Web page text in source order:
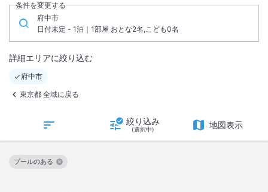
条件を変更する
府中市
日付未定 - 1泊｜1部屋 おとな2名,こども0名
詳細エリアに絞り込む
府中市
東京都 全域に戻る
絞り込み
(選択中) 地図表示
プールのある
この絞り込み条件を解除